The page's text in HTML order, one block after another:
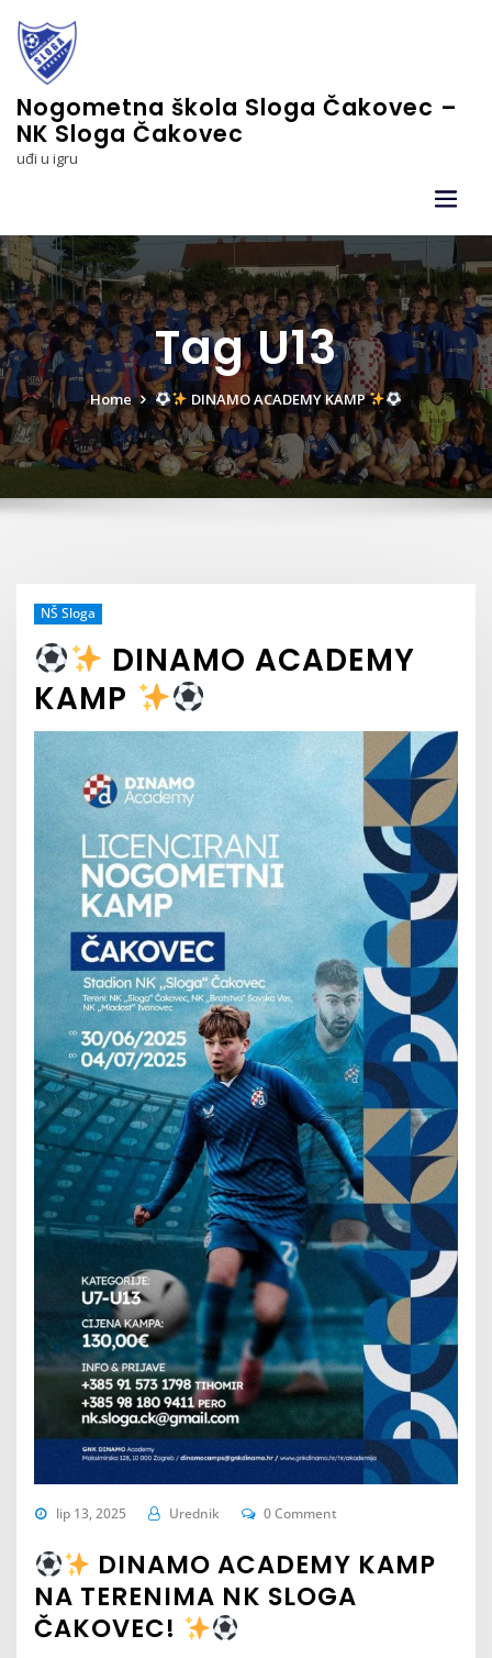
content
Nogometna škola Sloga Čakovec –
NK Sloga Čakovec
uđi u igru
Tag U13
Home DINAMO ACADEMY KAMP
NŠ Sloga
DINAMO ACADEMY
KAMP
lip 13, 2025 Urednik 0 Comment
DINAMO ACADEMY KAMP
NA TERENIMA NK SLOGA
ČAKOVEC!